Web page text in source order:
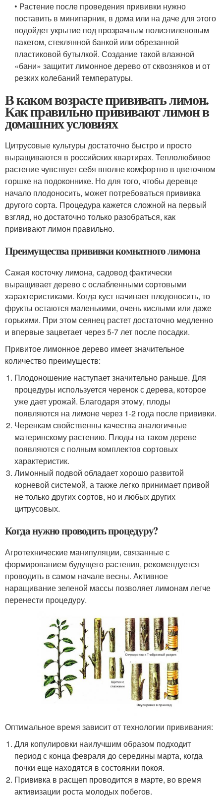
• Растение после проведения прививки нужно
поставить в минипарник, в дома или на даче для этого
подойдет укрытие под прозрачным полиэтиленовым
пакетом, стеклянной банкой или обрезанной
пластиковой бутылкой. Создание такой влажной
«бани» защитит лимонное дерево от сквозняков и от
резких колебаний температуры.
В каком возрасте прививать лимон.
Как правильно прививают лимон в
домашних условиях
Цитрусовые культуры достаточно быстро и просто
выращиваются в российских квартирах. Теплолюбивое
растение чувствует себя вполне комфортно в цветочном
горшке на подоконнике. Но для того, чтобы деревце
начало плодоносить, может потребоваться прививка
другого сорта. Процедура кажется сложной на первый
взгляд, но достаточно только разобраться, как
прививают лимон правильно.
Преимущества прививки комнатного лимона
Сажая косточку лимона, садовод фактически
выращивает дерево с ослабленными сортовыми
характеристиками. Когда куст начинает плодоносить, то
фрукты остаются маленькими, очень кислыми или даже
горькими. При этом сеянец растет достаточно медленно
и впервые зацветает через 5-7 лет после посадки.
Привитое лимонное дерево имеет значительное
количество преимуществ:
Плодоношение наступает значительно раньше. Для
процедуры используется черенок с дерева, которое
уже дает урожай. Благодаря этому, плоды
появляются на лимоне через 1-2 года после прививки.
Черенкам свойственны качества аналогичные
материнскому растению. Плоды на таком дереве
появляются с полным комплектов сортовых
характеристик.
Лимонный подвой обладает хорошо развитой
корневой системой, а также легко принимает привой
не только других сортов, но и любых других
цитрусовых.
Когда нужно проводить процедуру?
Агротехнические манипуляции, связанные с
формированием будущего растения, рекомендуется
проводить в самом начале весны. Активное
наращивание зеленой массы позволяет лимонам легче
перенести процедуру.
Оптимальное время зависит от технологии прививания:
Для копулировки наилучшим образом подходит
период с конца февраля до середины марта, когда
почки еще находятся в состоянии покоя.
Прививка в расщеп проводится в марте, во время
активизации роста молодых побегов.